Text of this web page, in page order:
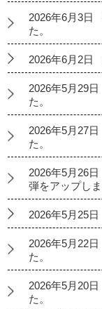
2026年6月3日
た。
2026年6月2日
2026年5月29
た。
2026年5月27
た。
2026年5月26
弾をアップしま
2026年5月25
2026年5月22
た。
2026年5月20
た。